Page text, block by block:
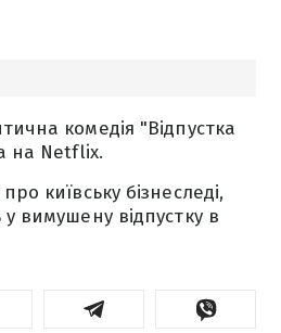
комедія "Відпустка
на Netflix.
київську бізнеследі,
вимушену відпустку в